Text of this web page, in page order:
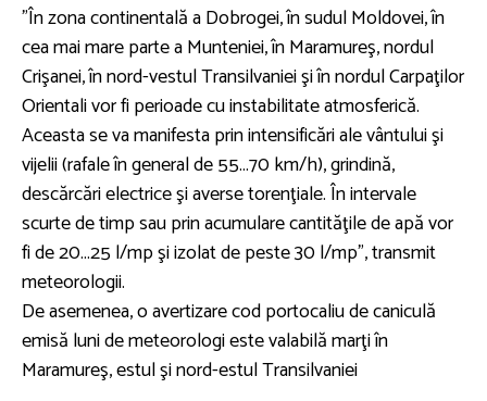
”În zona continentală a Dobrogei, în sudul Moldovei, în
cea mai mare parte a Munteniei, în Maramureş, nordul
Crişanei, în nord-vestul Transilvaniei şi în nordul Carpaţilor
Orientali vor fi perioade cu instabilitate atmosferică.
Aceasta se va manifesta prin intensificări ale vântului şi
vijelii (rafale în general de 55...70 km/h), grindină,
descărcări electrice şi averse torenţiale. În intervale
scurte de timp sau prin acumulare cantităţile de apă vor
fi de 20...25 l/mp şi izolat de peste 30 l/mp”, transmit
meteorologii.
De asemenea, o avertizare cod portocaliu de caniculă
emisă luni de meteorologi este valabilă marţi în
Maramureş, estul şi nord-estul Transilvaniei